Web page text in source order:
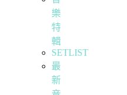
樂
特
輯
SETLIST
最
新